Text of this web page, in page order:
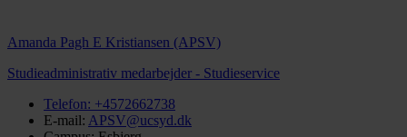
Amanda Pagh E Kristiansen (APSV)
Studieadministrativ medarbejder - Studieservice
Telefon: +4572662738
E-mail: APSV@ucsyd.dk